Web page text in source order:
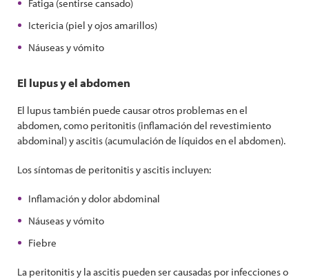
Fatiga (sentirse cansado)
Ictericia (piel y ojos amarillos)
Náuseas y vómito
El lupus y el abdomen
El lupus también puede causar otros problemas en el
abdomen, como peritonitis (inflamación del revestimiento
abdominal) y ascitis (acumulación de líquidos en el abdomen).
Los síntomas de peritonitis y ascitis incluyen:
Inflamación y dolor abdominal
Náuseas y vómito
Fiebre
La peritonitis y la ascitis pueden ser causadas por infecciones o